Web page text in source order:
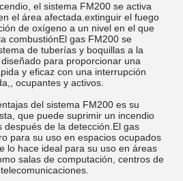
el sistema FM200 se activa
el área afectada.extinguir el fuego
de oxígeno a un nivel en el que
combustiónEl gas FM200 se
de tuberías y boquillas a la
para proporcionar una
y eficaz con una interrupción
ocupantes y activos.
del sistema FM200 es su
que puede suprimir un incendio
después de la detección.El gas
para su uso en espacios ocupados
lo hace ideal para su uso en áreas
salas de computación, centros de